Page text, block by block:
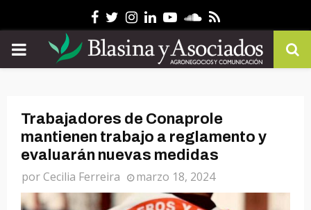
Facebook
Twitter
Instagram
Linkedin
YoutubeSoundcloud
Rss
PRIMARY
Trabajadores de Conaprole
mantienen trabajo a reglamento y
evaluarán nuevas medidas
porCecilia Ferreira marzo 18, 2024